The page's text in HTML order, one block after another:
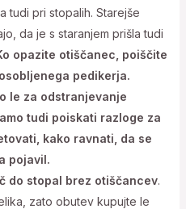
tudi pri stopalih. Starejše
da je s staranjem prišla tudi
opazite otiščanec, poiščite
pedikerja.
le za odstranjevanje
tudi poiskati razloge za
kako ravnati, da se
pojavil.
do stopal brez otiščancev.
zato obutev kupujte le